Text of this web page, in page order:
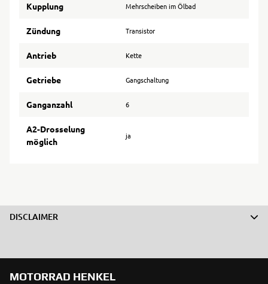
Kupplung Mehrscheiben im Ölbad
Zündung Transistor
Antrieb Kette
Getriebe Gangschaltung
Ganganzahl 6
A2-Drosselung
möglich
ja
DISCLAIMER
MOTORRAD HENKEL